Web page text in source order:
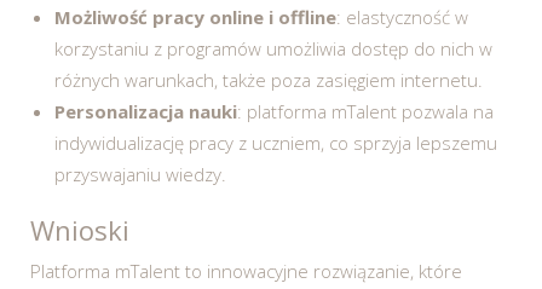
Możliwość pracy online i offline: elastyczność w
korzystaniu z programów umożliwia dostęp do nich w
różnych warunkach, także poza zasięgiem internetu.
Personalizacja nauki: platforma mTalent pozwala na
indywidualizację pracy z uczniem, co sprzyja lepszemu
przyswajaniu wiedzy.
Wnioski
Platforma mTalent to innowacyjne rozwiązanie, które